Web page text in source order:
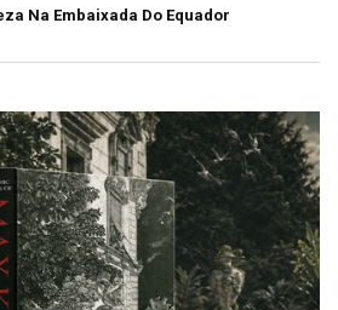
Na Embaixada Do Equador